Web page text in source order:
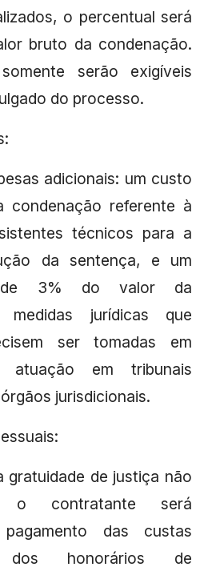
o percentual será
bruto da condenação.
serão exigíveis
do processo.
adicionais: um custo
referente à
técnicos para a
da sentença, e um
de 3% do valor da
medidas jurídicas que
ser tomadas em
atuação em tribunais
jurisdicionais.
gratuidade de justiça não
o contratante será
das custas
dos honorários de